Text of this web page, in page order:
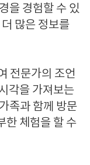
을 경험할 수 있
많은 정보를
전문가의 조언
각을 가져보는
족과 함께 방문
한 체험을 할 수